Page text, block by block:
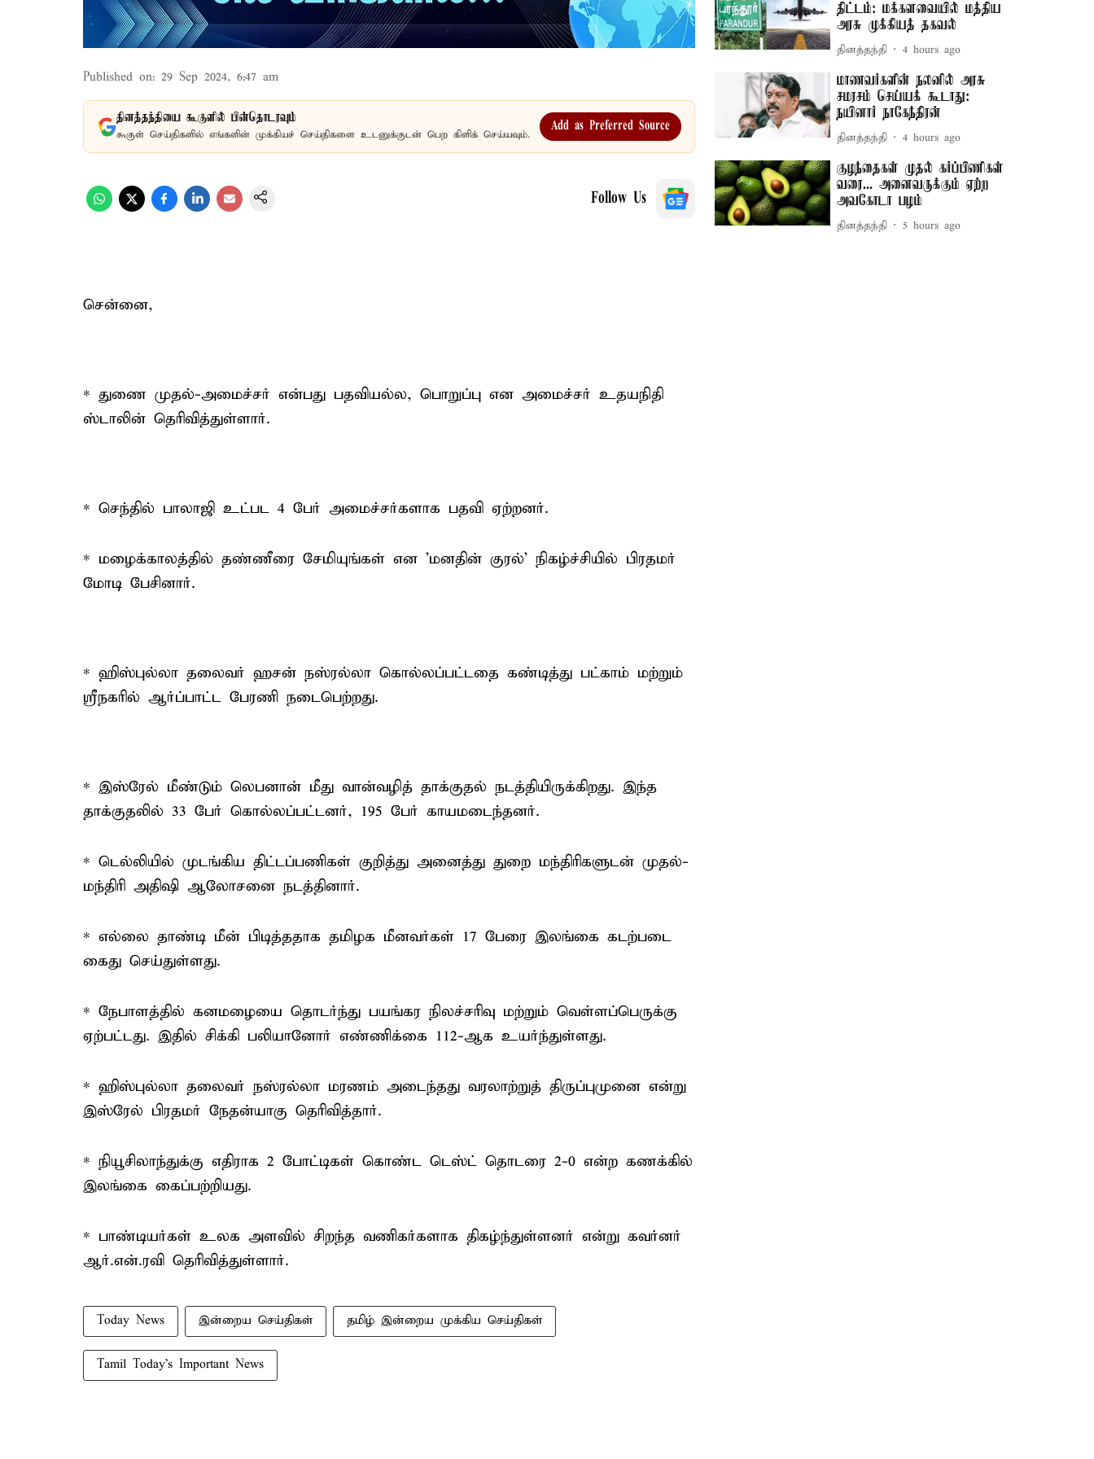
Published on: 29 Sep 2024, 6:47 am
தினத்தந்தியை கூகுளில் பின்தொடரவும்
கூகுள் செய்திகளில் எங்களின் முக்கியச் செய்திகளை உடனுக்குடன் பெற கிளிக் செய்யவும்.
Add as Preferred Source
Follow Us
சென்னை,
* துணை முதல்-அமைச்சர் என்பது பதவியல்ல, பொறுப்பு என அமைச்சர் உதயநிதி
ஸ்டாலின் தெரிவித்துள்ளார்.
* செந்தில் பாலாஜி உட்பட 4 பேர் அமைச்சர்களாக பதவி ஏற்றனர்.
* மழைக்காலத்தில் தண்ணீரை சேமியுங்கள் என 'மனதின் குரல்' நிகழ்ச்சியில் பிரதமர்
மோடி பேசினார்.
* ஹிஸ்புல்லா தலைவர் ஹசன் நஸ்ரல்லா கொல்லப்பட்டதை கண்டித்து பட்காம் மற்றும்
ஸ்ரீநகரில் ஆர்ப்பாட்ட பேரணி நடைபெற்றது.
* இஸ்ரேல் மீண்டும் லெபனான் மீது வான்வழித் தாக்குதல் நடத்தியிருக்கிறது. இந்த
தாக்குதலில் 33 பேர் கொல்லப்பட்டனர், 195 பேர் காயமடைந்தனர்.
* டெல்லியில் முடங்கிய திட்டப்பணிகள் குறித்து அனைத்து துறை மந்திரிகளுடன் முதல்-
மந்திரி அதிஷி ஆலோசனை நடத்தினார்.
* எல்லை தாண்டி மீன் பிடித்ததாக தமிழக மீனவர்கள் 17 பேரை இலங்கை கடற்படை
கைது செய்துள்ளது.
* நேபாளத்தில் கனமழையை தொடர்ந்து பயங்கர நிலச்சரிவு மற்றும் வெள்ளப்பெருக்கு
ஏற்பட்டது. இதில் சிக்கி பலியானோர் எண்ணிக்கை 112-ஆக உயர்ந்துள்ளது.
* ஹிஸ்புல்லா தலைவர் நஸ்ரல்லா மரணம் அடைந்தது வரலாற்றுத் திருப்புமுனை என்று
இஸ்ரேல் பிரதமர் நேதன்யாகு தெரிவித்தார்.
* நியூசிலாந்துக்கு எதிராக 2 போட்டிகள் கொண்ட டெஸ்ட் தொடரை 2-0 என்ற கணக்கில்
இலங்கை கைப்பற்றியது.
* பாண்டியர்கள் உலக அளவில் சிறந்த வணிகர்களாக திகழ்ந்துள்ளனர் என்று கவர்னர்
ஆர்.என்.ரவி தெரிவித்துள்ளார்.
Today News இன்றைய செய்திகள் தமிழ் இன்றைய முக்கிய செய்திகள்
Tamil Today's Important News
திட்டம்: மக்களவையில் மத்திய
அரசு முக்கியத் தகவல்
தினத்தந்தி 4 hours ago
மாணவர்களின் நலனில் அரசு
சமரசம் செய்யக் கூடாது:
நயினார் நாகேந்திரன்
தினத்தந்தி 4 hours ago
குழந்தைகள் முதல் கர்ப்பிணிகள்
வரை... அனைவருக்கும் ஏற்ற
அவகோடா பழம்
தினத்தந்தி 5 hours ago